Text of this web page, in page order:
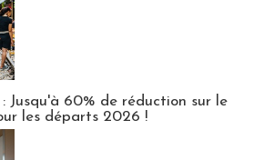
Jusqu'à 60% de réduction sur le
les départs 2026 !